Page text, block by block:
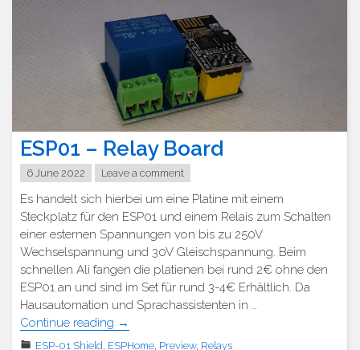
L298P"
ESP01 – Relay Board
6 June 2022 Leave a comment
Es handelt sich hierbei um eine Platine mit einem
Steckplatz für den ESP01 und einem Relais zum Schalten
einer esternen Spannungen von bis zu 250V
Wechselspannung und 30V Gleischspannung. Beim
schnellen Ali fangen die platienen bei rund 2€ ohne den
ESP01 an und sind im Set für rund 3-4€ Erhältlich. Da
Hausautomation und Sprachassistenten in …
Continue reading "ESP01
–
→
ESP-01 Shield, ESPHome, Preview, Relays